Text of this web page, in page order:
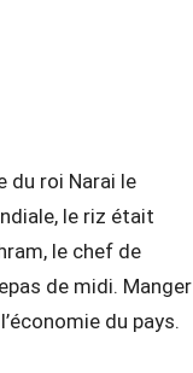
du roi Narai le
le riz était
le chef de
de midi. Manger
du pays.